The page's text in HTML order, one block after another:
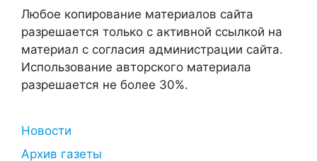
Любое копирование материалов сайта
разрешается только с активной ссылкой на
материал с согласия администрации сайта.
Использование авторского материала
разрешается не более 30%.
Новости
Архив газеты